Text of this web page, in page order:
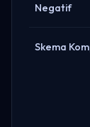
Negatif
Skema